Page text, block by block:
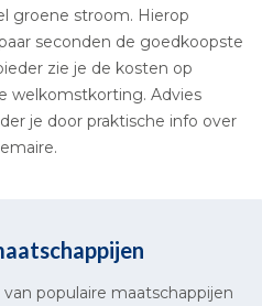
groene stroom. Hierop
seconden de goedkoopste
zie je de kosten op
welkomstkorting. Advies
je door praktische info over
populaire maatschappijen